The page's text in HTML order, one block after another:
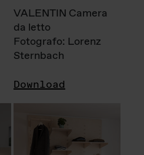
VALENTIN Camera
da letto
Fotografo: Lorenz
Sternbach
Download